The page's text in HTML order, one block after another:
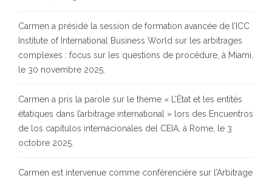
Carmen a présidé la session de formation avancée de l’ICC
Institute of International Business World sur les arbitrages
complexes : focus sur les questions de procédure, à Miami,
le 30 novembre 2025.
Carmen a pris la parole sur le thème « L’État et les entités
étatiques dans l’arbitrage international » lors des Encuentros
de los capítulos internacionales del CEIA, à Rome, le 3
octobre 2025.
Carmen est intervenue comme conférencière sur l’Arbitrage